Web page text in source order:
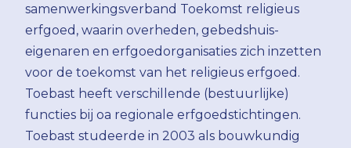
samenwerkingsverband Toekomst religieus
erfgoed, waarin overheden, gebedshuis-
eigenaren en erfgoedorganisaties zich inzetten
voor de toekomst van het religieus erfgoed.
Toebast heeft verschillende (bestuurlijke)
functies bij oa regionale erfgoedstichtingen.
Toebast studeerde in 2003 als bouwkundig